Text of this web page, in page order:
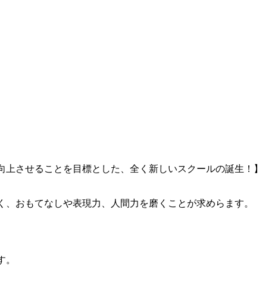
させることを目標とした、全く新しいスクールの誕生！】
おもてなしや表現力、人間力を磨くことが求めらます。